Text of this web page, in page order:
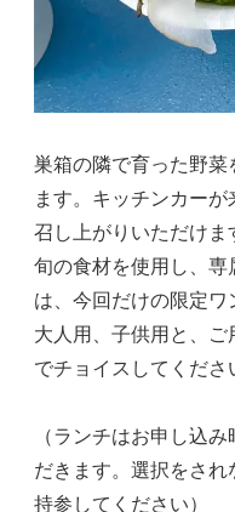
巣箱の隣で育った野
ます。キッチンカー
召し上がりいただけま
旬の食材を使用し、
は、今回だけの限定ワ
大人用、子供用と、
でチョイスしてくださ
（ランチはお申し込
だきます。選択をさ
持参してください）